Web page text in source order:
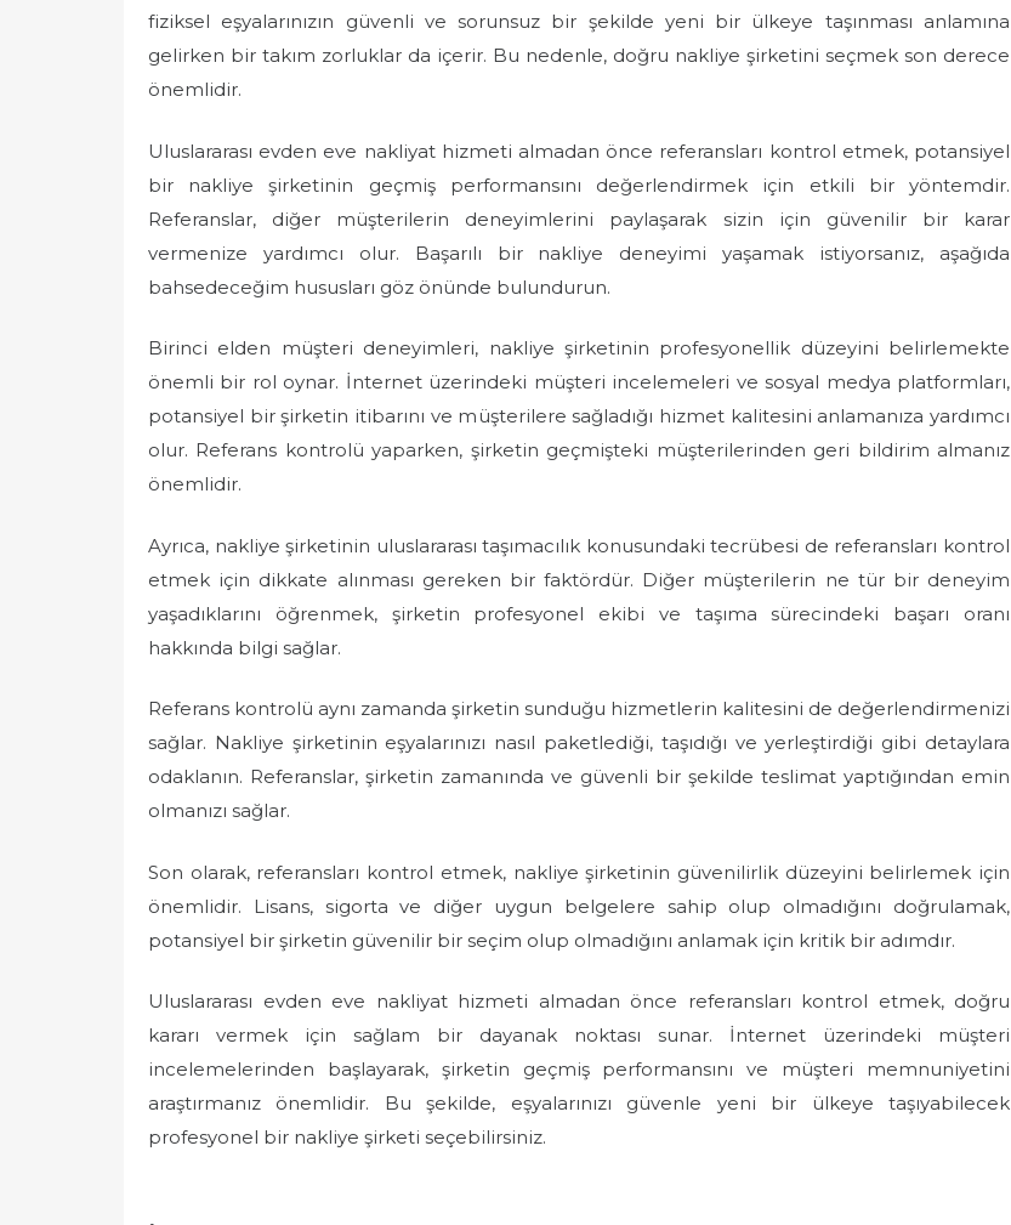
fiziksel eşyalarınızın güvenli ve sorunsuz bir şekilde yeni bir ülkeye taşınması anlamına
gelirken bir takım zorluklar da içerir. Bu nedenle, doğru nakliye şirketini seçmek son derece
önemlidir.
Uluslararası evden eve nakliyat hizmeti almadan önce referansları kontrol etmek, potansiyel
bir nakliye şirketinin geçmiş performansını değerlendirmek için etkili bir yöntemdir.
Referanslar, diğer müşterilerin deneyimlerini paylaşarak sizin için güvenilir bir karar
vermenize yardımcı olur. Başarılı bir nakliye deneyimi yaşamak istiyorsanız, aşağıda
bahsedeceğim hususları göz önünde bulundurun.
Birinci elden müşteri deneyimleri, nakliye şirketinin profesyonellik düzeyini belirlemekte
önemli bir rol oynar. İnternet üzerindeki müşteri incelemeleri ve sosyal medya platformları,
potansiyel bir şirketin itibarını ve müşterilere sağladığı hizmet kalitesini anlamanıza yardımcı
olur. Referans kontrolü yaparken, şirketin geçmişteki müşterilerinden geri bildirim almanız
önemlidir.
Ayrıca, nakliye şirketinin uluslararası taşımacılık konusundaki tecrübesi de referansları kontrol
etmek için dikkate alınması gereken bir faktördür. Diğer müşterilerin ne tür bir deneyim
yaşadıklarını öğrenmek, şirketin profesyonel ekibi ve taşıma sürecindeki başarı oranı
hakkında bilgi sağlar.
Referans kontrolü aynı zamanda şirketin sunduğu hizmetlerin kalitesini de değerlendirmenizi
sağlar. Nakliye şirketinin eşyalarınızı nasıl paketlediği, taşıdığı ve yerleştirdiği gibi detaylara
odaklanın. Referanslar, şirketin zamanında ve güvenli bir şekilde teslimat yaptığından emin
olmanızı sağlar.
Son olarak, referansları kontrol etmek, nakliye şirketinin güvenilirlik düzeyini belirlemek için
önemlidir. Lisans, sigorta ve diğer uygun belgelere sahip olup olmadığını doğrulamak,
potansiyel bir şirketin güvenilir bir seçim olup olmadığını anlamak için kritik bir adımdır.
Uluslararası evden eve nakliyat hizmeti almadan önce referansları kontrol etmek, doğru
kararı vermek için sağlam bir dayanak noktası sunar. İnternet üzerindeki müşteri
incelemelerinden başlayarak, şirketin geçmiş performansını ve müşteri memnuniyetini
araştırmanız önemlidir. Bu şekilde, eşyalarınızı güvenle yeni bir ülkeye taşıyabilecek
profesyonel bir nakliye şirketi seçebilirsiniz.